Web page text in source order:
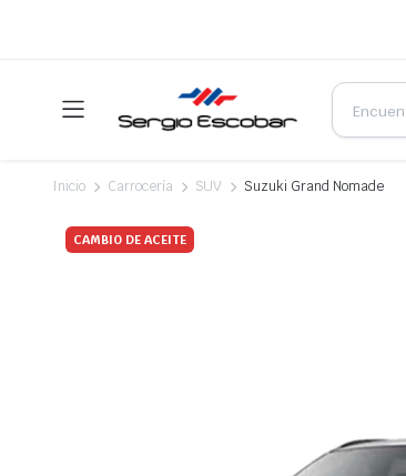
Products
search
Inicio Carrocería SUV Suzuki Grand Nomade
CAMBIO DE ACEITE